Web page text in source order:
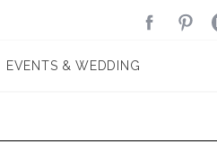
EVENTS & WEDDING